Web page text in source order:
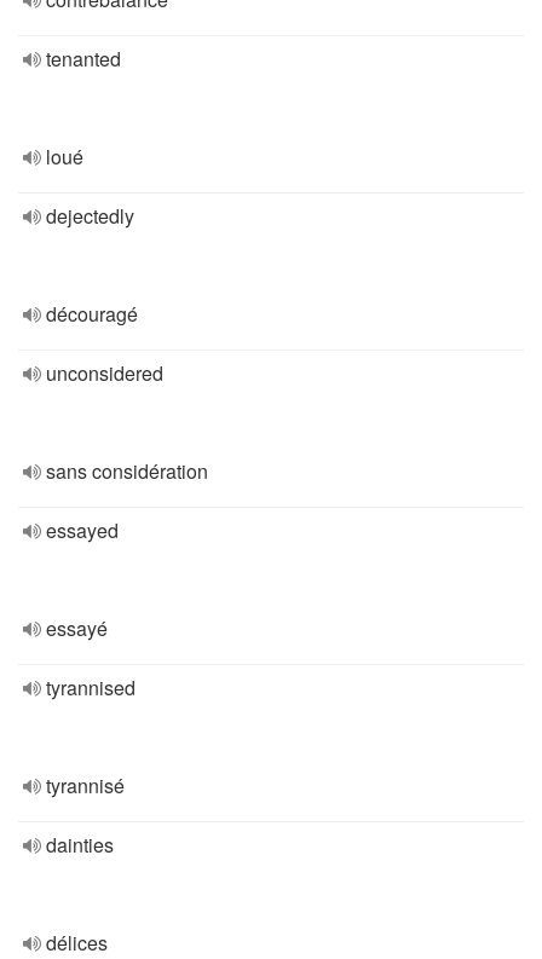
tenanted
loué
dejectedly
découragé
unconsidered
sans considération
essayed
essayé
tyrannised
tyrannisé
dainties
délices